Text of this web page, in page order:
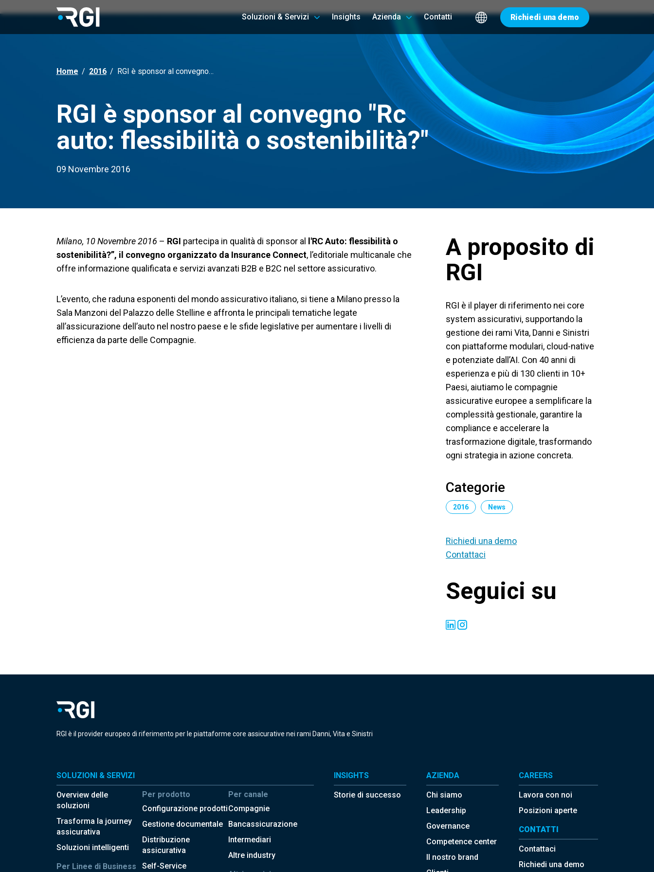
Soluzioni & Servizi Insights Azienda Contatti Richiedi una demo
Home / 2016 / RGI è sponsor al convegno…
RGI è sponsor al convegno "Rc
auto: flessibilità o sostenibilità?"
09 Novembre 2016
Milano, 10 Novembre 2016 – RGI partecipa in qualità di sponsor al
l'RC Auto: flessibilità o
sostenibilità?”, il convegno organizzato da Insurance Connect, l’editoriale multicanale che
offre informazione qualificata e servizi avanzati B2B e B2C nel settore assicurativo.
L’evento, che raduna esponenti del mondo assicurativo italiano, si tiene a Milano presso la
Sala Manzoni del Palazzo delle Stelline e affronta le principali tematiche legate
all’assicurazione dell’auto nel nostro paese e le sfide legislative per aumentare i livelli di
efficienza da parte delle Compagnie.
A proposito di
RGI
RGI è il player di riferimento nei core
system assicurativi, supportando la
gestione dei rami Vita, Danni e Sinistri
con piattaforme modulari, cloud-native
e potenziate dall’AI. Con 40 anni di
esperienza e più di 130 clienti in 10+
Paesi, aiutiamo le compagnie
assicurative europee a semplificare la
complessità gestionale, garantire la
compliance e accelerare la
trasformazione digitale, trasformando
ogni strategia in azione concreta.
Categorie
2016 News
Richiedi una demo
Contattaci
Seguici su
RGI è il provider europeo di riferimento per le piattaforme core assicurative nei rami Danni, Vita e Sinistri
SOLUZIONI & SERVIZI
Overview delle
soluzioni
Trasforma la journey
assicurativa
Soluzioni intelligenti
Per Linee di Business
Per prodotto
Configurazione prodotti
Gestione documentale
Distribuzione
assicurativa
Self-Service
Per canale
Compagnie
Bancassicurazione
Intermediari
Altre industry
INSIGHTS
Storie di successo
AZIENDA
Chi siamo
Leadership
Governance
Competence center
Il nostro brand
CAREERS
Lavora con noi
Posizioni aperte
CONTATTI
Contattaci
Richiedi una demo